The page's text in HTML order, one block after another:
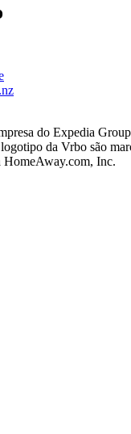
do Expedia
da Vrbo são
HomeAway.com, Inc.